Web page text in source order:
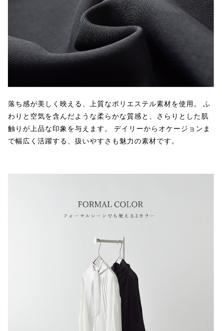
落ち感が美しく映える、上質なポリエステル素材を使用。 ふ
わりと空気を含んだような柔らかな質感と、さらりとした肌
触りが上品な印象を与えます。 デイリーからオケージョンま
で幅広く活躍する、扱いやすさも魅力の素材です。